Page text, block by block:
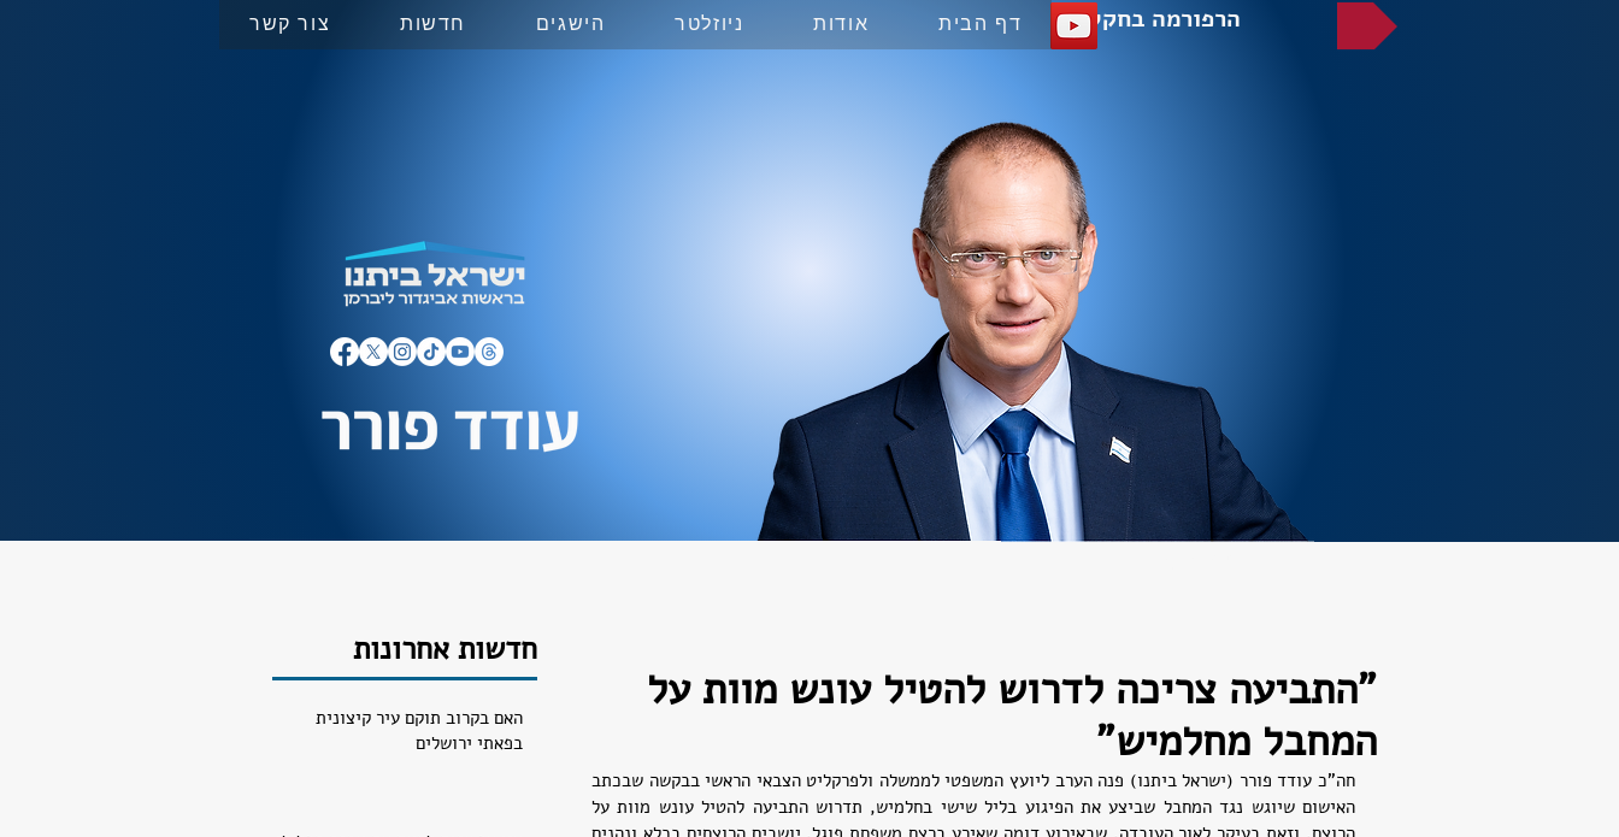
הרפורמה בחקלאות דף הבית אודות ניוזלטר הישגים חדשות צור קשר
חדשות אחרונות
האם בקרוב תוקם עיר קיצונית
בפאתי ירושלים
"התביעה צריכה לדרוש להטיל עונש מוות על
המחבל מחלמיש"